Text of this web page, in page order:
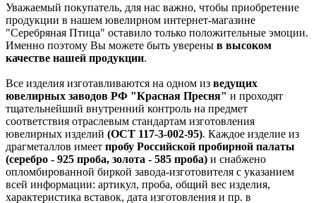
Уважаемый покупатель, для нас важно, чтобы приобретение
продукции в нашем ювелирном интернет-магазине
"Серебряная Птица" оставило только положительные эмоции.
Именно поэтому Вы можете быть уверены в высоком
качестве нашей продукции.
Все изделия изготавливаются на одном из ведущих
ювелирных заводов РФ "Красная Пресня" и проходят
тщательнейший внутренний контроль на предмет
соответствия отраслевым стандартам изготовления
ювелирных изделий (ОСТ 117-3-002-95). Каждое изделие из
драгметаллов имеет пробу Российской пробирной палаты
(серебро - 925 проба, золота - 585 проба) и снабжено
опломбированной биркой завода-изготовителя с указанием
всей информации: артикул, проба, общий вес изделия,
характеристика вставок, дата изготовления и пр. в